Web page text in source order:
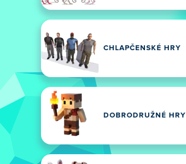
CHLAPČENSKÉ HRY
DOBRODRUŽNÉ HRY